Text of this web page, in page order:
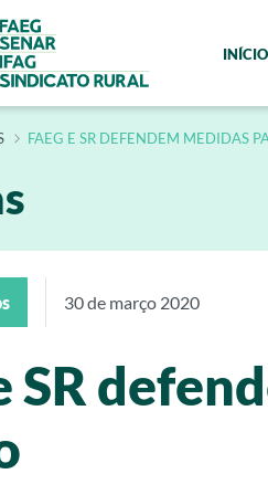
INÍCIO
FAEG E SR DEFENDEM MEDIDAS
30 de março 2020
SR